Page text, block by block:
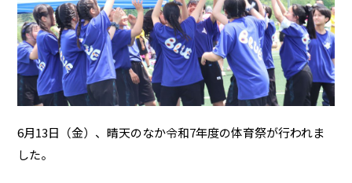
6月13日（金）、晴天のなか令和7年度の体育祭が行われま
した。